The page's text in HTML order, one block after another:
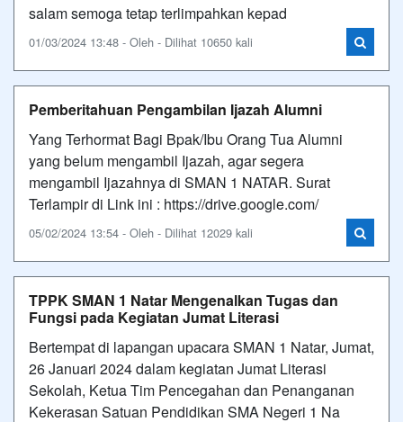
salam semoga tetap terlimpahkan kepad
01/03/2024 13:48 - Oleh - Dilihat 10650 kali
Pemberitahuan Pengambilan Ijazah Alumni
Yang Terhormat Bagi Bpak/Ibu Orang Tua Alumni
yang belum mengambil Ijazah, agar segera
mengambil Ijazahnya di SMAN 1 NATAR. Surat
Terlampir di Link ini : https://drive.google.com/
05/02/2024 13:54 - Oleh - Dilihat 12029 kali
TPPK SMAN 1 Natar Mengenalkan Tugas dan
Fungsi pada Kegiatan Jumat Literasi
Bertempat di lapangan upacara SMAN 1 Natar, Jumat,
26 Januari 2024 dalam kegiatan Jumat Literasi
Sekolah, Ketua Tim Pencegahan dan Penanganan
Kekerasan Satuan Pendidikan SMA Negeri 1 Na